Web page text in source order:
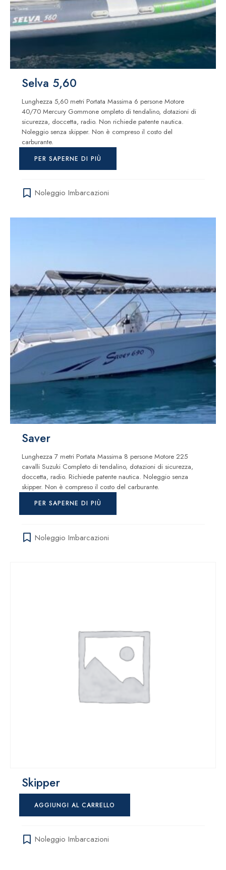
Selva 5,60
Lunghezza 5,60 metri Portata Massima 6 persone Motore
40/70 Mercury Gommone ompleto di tendalino, dotazioni di
sicurezza, doccetta, radio. Non richiede patente nautica.
Noleggio senza skipper. Non è compreso il costo del
carburante.
PER SAPERNE DI PIÙ
Noleggio Imbarcazioni
Saver
Lunghezza 7 metri Portata Massima 8 persone Motore 225
cavalli Suzuki Completo di tendalino, dotazioni di sicurezza,
doccetta, radio. Richiede patente nautica. Noleggio senza
skipper. Non è compreso il costo del carburante.
PER SAPERNE DI PIÙ
Noleggio Imbarcazioni
Skipper
AGGIUNGI AL CARRELLO
Noleggio Imbarcazioni